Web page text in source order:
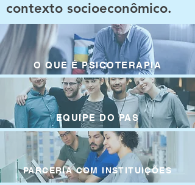
contexto socioeconômico.
O QUE É PSICOTERAPIA
EQUIPE DO PAS
PARCERIA COM INSTITUIÇÕES